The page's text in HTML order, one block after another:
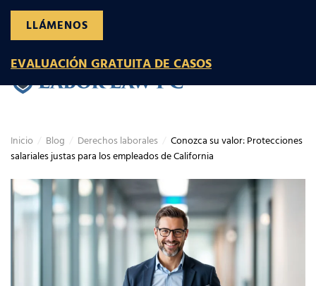
Ir al contenido principal
Inicio Blog Derechos laborales
Conozca su valor: Protecciones
salariales justas para los empleados de California
LLÁMENOS
EVALUACIÓN GRATUITA DE CASOS